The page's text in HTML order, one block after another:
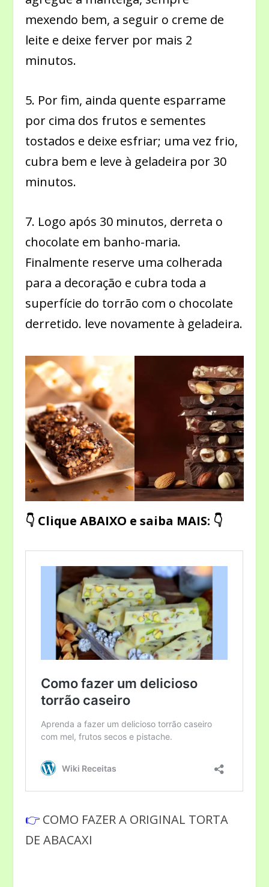
mexendo bem, a seguir o creme de
leite e deixe ferver por mais 2
minutos.
5. Por fim, ainda quente esparrame
por cima dos frutos e sementes
tostados e deixe esfriar; uma vez frio,
cubra bem e leve à geladeira por 30
minutos.
7. Logo após 30 minutos, derreta o
chocolate em banho-maria.
Finalmente reserve uma colherada
para a decoração e cubra toda a
superfície do torrão com o chocolate
derretido. leve novamente à geladeira.
👇 Clique ABAIXO e saiba MAIS: 👇
👉 COMO FAZER A ORIGINAL TORTA
DE ABACAXI